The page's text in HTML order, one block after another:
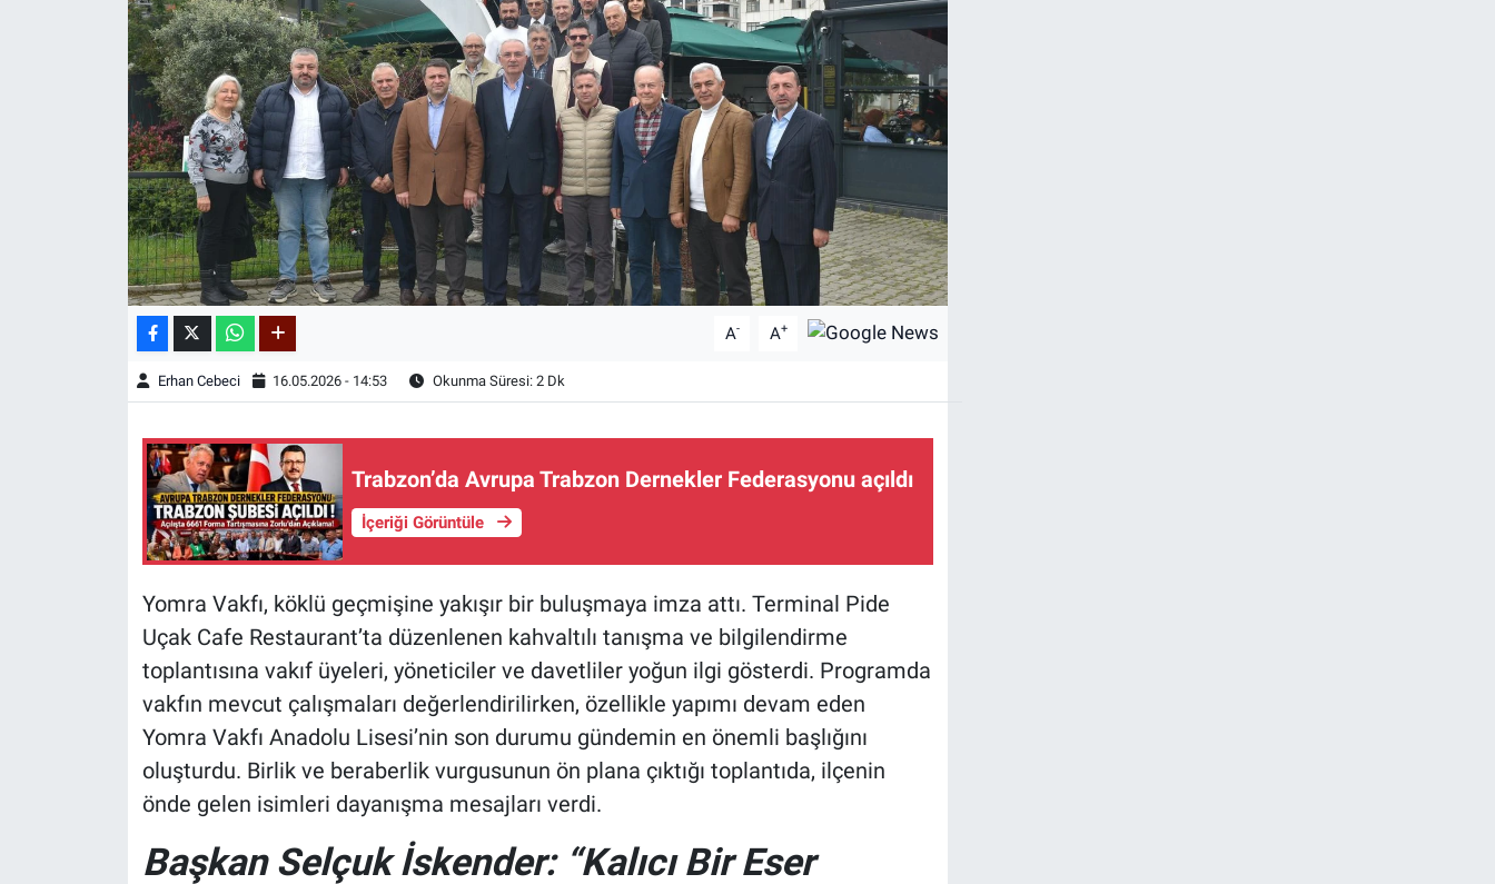
A- A+
Erhan Cebeci 16.05.2026 - 14:53 Okunma Süresi: 2 Dk
Trabzon’da Avrupa Trabzon Dernekler Federasyonu açıldı
İçeriği Görüntüle
Yomra Vakfı, köklü geçmişine yakışır bir buluşmaya imza attı. Terminal Pide
Uçak Cafe Restaurant’ta düzenlenen kahvaltılı tanışma ve bilgilendirme
toplantısına vakıf üyeleri, yöneticiler ve davetliler yoğun ilgi gösterdi. Programda
vakfın mevcut çalışmaları değerlendirilirken, özellikle yapımı devam eden
Yomra Vakfı Anadolu Lisesi’nin son durumu gündemin en önemli başlığını
oluşturdu. Birlik ve beraberlik vurgusunun ön plana çıktığı toplantıda, ilçenin
önde gelen isimleri dayanışma mesajları verdi.
Başkan Selçuk İskender: “Kalıcı Bir Eser